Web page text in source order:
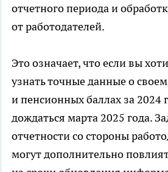
отчетного периода и
от работодателей.
Это означает, что если вы
узнать точные данные о
и пенсионных баллах за 2024
дождаться марта 2025 года.
отчетности со стороны
могут дополнительно